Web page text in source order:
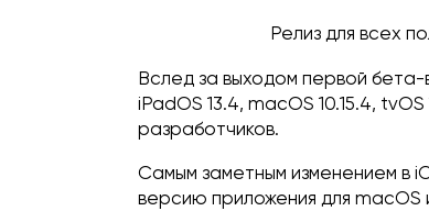
Релиз для всех
Вслед за выходом первой бета-
iPadOS 13.4, macOS 10.15.4,
разработчиков.
Самым заметным изменением в
версию приложения для macOS